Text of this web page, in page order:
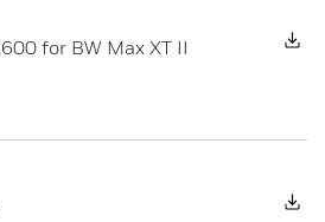
for BW Max XT II